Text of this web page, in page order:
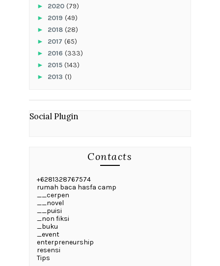
► 2020 (79)
► 2019 (49)
► 2018 (28)
► 2017 (65)
► 2016 (333)
► 2015 (143)
► 2013 (1)
Social Plugin
Contacts
+6281328767574
rumah baca hasfa camp
__cerpen
__novel
__puisi
_non fiksi
_buku
_event
enterpreneurship
resensi
Tips